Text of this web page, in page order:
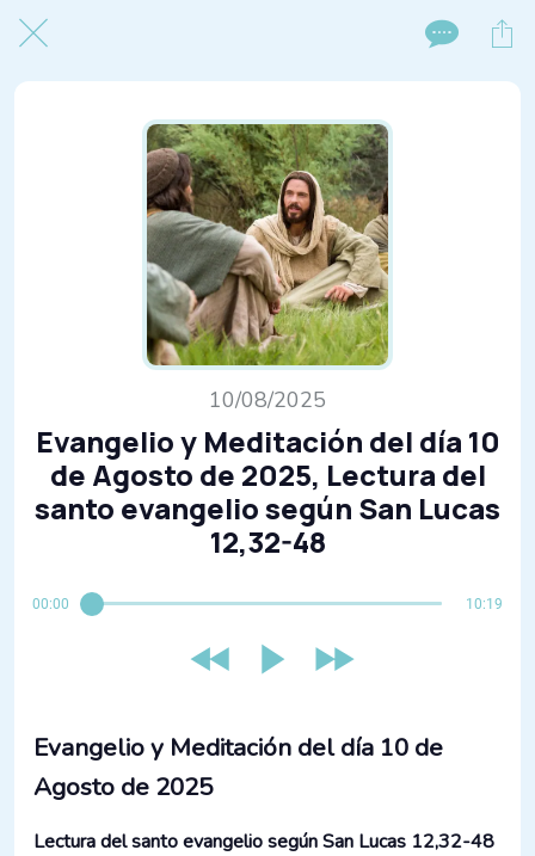
10/08/2025
Evangelio y Meditación del día 10
de Agosto de 2025, Lectura del
santo evangelio según San Lucas
12,32-48
00:00 10:19
Evangelio y Meditación del día 10 de
Agosto de 2025
Lectura del santo evangelio según San Lucas 12,32-48